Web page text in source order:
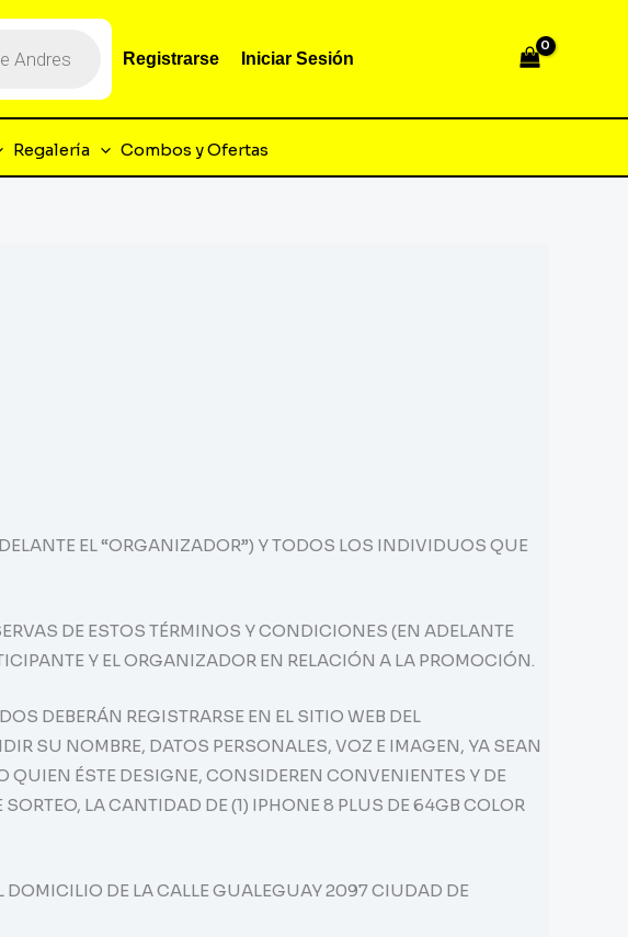
Registrarse Iniciar Sesión
Regalería Combos y Ofertas
EL “ORGANIZADOR”) Y TODOS LOS INDIVIDUOS QUE
DE ESTOS TÉRMINOS Y CONDICIONES (EN ADELANTE
Y EL ORGANIZADOR EN RELACIÓN A LA PROMOCIÓN.
DEBERÁN REGISTRARSE EN EL SITIO WEB DEL
SU NOMBRE, DATOS PERSONALES, VOZ E IMAGEN, YA SEAN
QUIEN ÉSTE DESIGNE, CONSIDEREN CONVENIENTES Y DE
LA CANTIDAD DE (1) IPHONE 8 PLUS DE 64GB COLOR
DOMICILIO DE LA CALLE GUALEGUAY 2097 CIUDAD DE